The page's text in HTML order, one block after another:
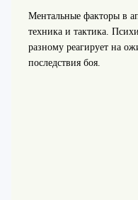
Ментальные факторы в
техника и тактика.
разному реагирует на
последствия боя.